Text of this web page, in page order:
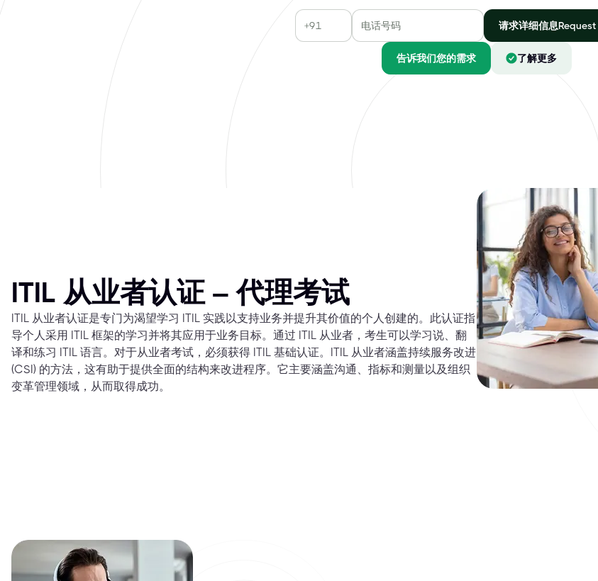
请求详细信息
告诉我们您的需求 了解更多
ITIL 从业者认证 – 代理考试
ITIL 从业者认证是专门为渴望学习 ITIL 实践以支持业务并提升其价值的个人创建的。此认证指
导个人采用 ITIL 框架的学习并将其应用于业务目标。通过 ITIL 从业者，考生可以学习说、翻
译和练习 ITIL 语言。对于从业者考试，必须获得 ITIL 基础认证。ITIL 从业者涵盖持续服务改进
(CSI) 的方法，这有助于提供全面的结构来改进程序。它主要涵盖沟通、指标和测量以及组织
变革管理领域，从而取得成功。